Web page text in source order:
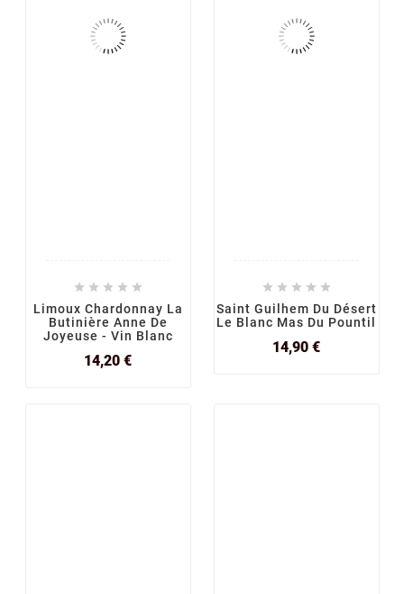
    
Limoux Chardonnay La
Butinière Anne De
Joyeuse - Vin Blanc
14,20 €Prix
    
Saint Guilhem Du Désert
Le Blanc Mas Du Pountil
14,90 €Prix